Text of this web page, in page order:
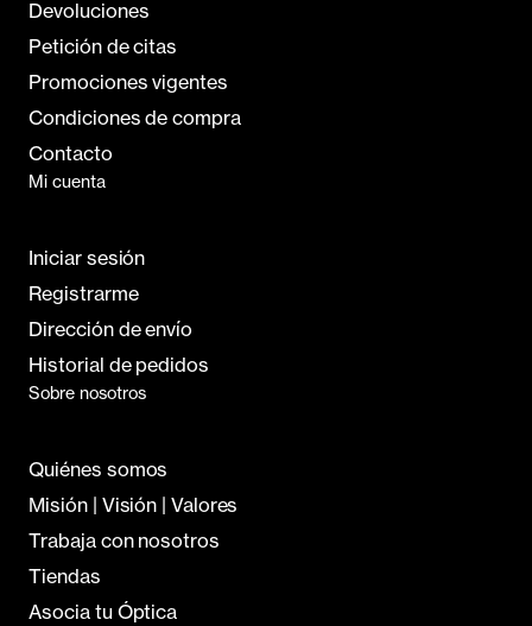
Devoluciones
Petición de citas
Promociones vigentes
Condiciones de compra
Contacto
Mi cuenta
Iniciar sesión
Registrarme
Dirección de envío
Historial de pedidos
Sobre nosotros
Quiénes somos
Misión | Visión | Valores
Trabaja con nosotros
Tiendas
Asocia tu Óptica